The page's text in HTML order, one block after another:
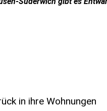
in ihre Wohnungen